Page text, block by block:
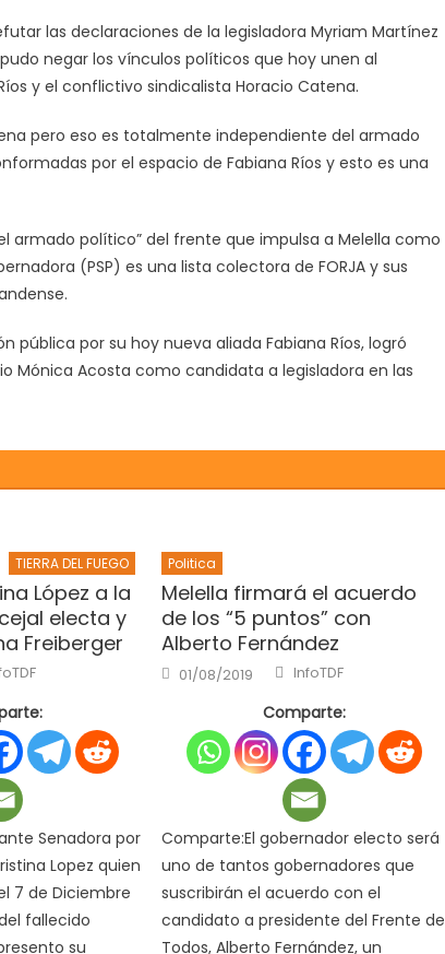
las declaraciones de la legisladora Myriam Martínez
negar los vínculos políticos que hoy unen al
y el conflictivo sindicalista Horacio Catena.
pero eso es totalmente independiente del armado
por el espacio de Fabiana Ríos y esto es una
armado político” del frente que impulsa a Melella como
(PSP) es una lista colectora de FORJA y sus
pública por su hoy nueva aliada Fabiana Ríos, logró
Mónica Acosta como candidata a legisladora en las
TIERRA DEL FUEGO
López a la
electa y
Freiberger
Senadora por
Lopez quien
7 de Diciembre
fallecido
su
Politica
Melella firmará el acuerdo
de los “5 puntos” con
Alberto Fernández
Posted
on
01/08/2019 Author
InfoTDF
Comparte:
Comparte:El gobernador electo será
uno de tantos gobernadores que
suscribirán el acuerdo con el
candidato a presidente del Frente de
Todos, Alberto Fernández, un